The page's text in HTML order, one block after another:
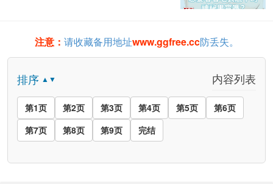
注意： 请收藏备用地址www.ggfree.cc防丢失。
排序 ▲▼ 内容列表
第1页 第2页 第3页 第4页 第5页
第6页
第7页
第8页 第9页 完结